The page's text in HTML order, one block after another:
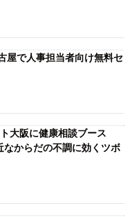
屋で人事担当者向け無料セ
大阪に健康相談ブース
なからだの不調に効くツボ